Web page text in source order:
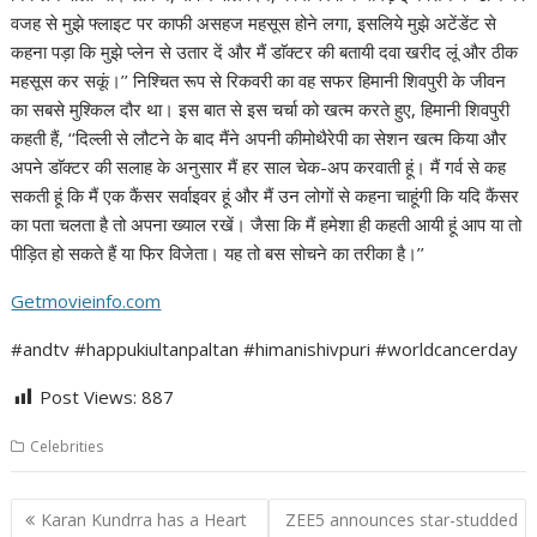
वजह से मुझे फ्लाइट पर काफी असहज महसूस होने लगा, इसलिये मुझे अटेंडेंट से
कहना पड़ा कि मुझे प्लेन से उतार दें और मैं डाॅक्टर की बतायी दवा खरीद लूं और ठीक
महसूस कर सकूं।’’ निश्चित रूप से रिकवरी का वह सफर हिमानी शिवपुरी के जीवन
का सबसे मुश्किल दौर था। इस बात से इस चर्चा को खत्म करते हुए, हिमानी शिवपुरी
कहती हैं, ‘‘दिल्ली से लौटने के बाद मैंने अपनी कीमोथैरेपी का सेशन खत्म किया और
अपने डाॅक्टर की सलाह के अनुसार मैं हर साल चेक-अप करवाती हूं। मैं गर्व से कह
सकती हूं कि मैं एक कैंसर सर्वाइवर हूं और मैं उन लोगों से कहना चाहूंगी कि यदि कैंसर
का पता चलता है तो अपना ख्याल रखें। जैसा कि मैं हमेशा ही कहती आयी हूं आप या तो
पीड़ित हो सकते हैं या फिर विजेता। यह तो बस सोचने का तरीका है।’’
Getmovieinfo.com
#andtv #happukiultanpaltan #himanishivpuri #worldcancerday
Post Views: 887
Celebrities
Post
Karan Kundrra has a Heart
ZEE5 announces star-studded